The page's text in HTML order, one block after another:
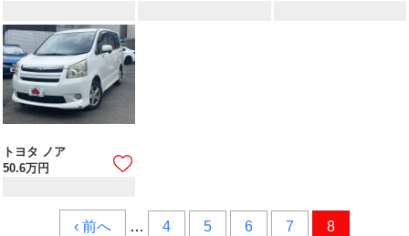
トヨタ ノア
50.6万円
‹ 前へ … 4 5 6 7 8